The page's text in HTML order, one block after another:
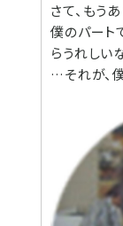
さて、もう
僕のパート
らうれしい
…それが、